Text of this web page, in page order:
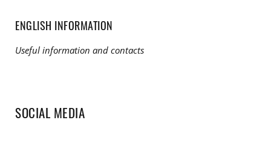
ENGLISH INFORMATION
Useful information and contacts
SOCIAL MEDIA